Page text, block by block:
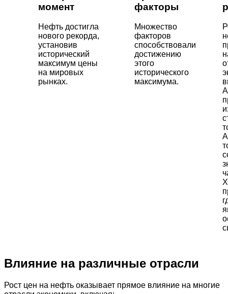
момент
Нефть достигла
нового рекорда,
установив
исторический
максимум цены
на мировых
рынках.
факторы
Множество
факторов
способствовали
достижению
этого
исторического
максимума.
Влияние на различные отрасли
Рост цен на нефть оказывает прямое влияние на многие